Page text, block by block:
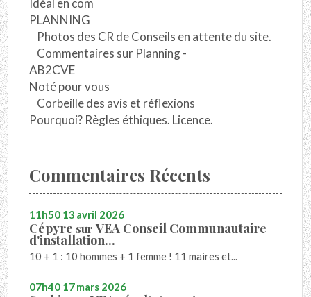
Idéal en com
PLANNING
Photos des CR de Conseils en attente du site.
Commentaires sur Planning -
AB2CVE
Noté pour vous
Corbeille des avis et réflexions
Pourquoi? Règles éthiques. Licence.
Commentaires Récents
11h50 13 avril 2026
Cépyre surVEA Conseil Communautaire
d'installation...
10 + 1 : 10 hommes + 1 femme ! 11 maires et...
07h40 17mars 2026